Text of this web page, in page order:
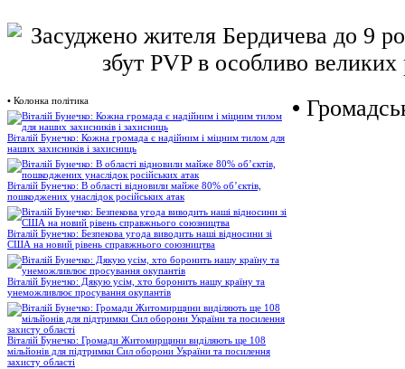
• Колонка політика
Віталій Бунечко: Кожна громада є надійним і міцним тилом для
наших захисників і захисниць
Віталій Бунечко: В області відновили майже 80% об’єктів,
пошкоджених унаслідок російських атак
Віталій Бунечко: Безпекова угода виводить наші відносини зі
США на новий рівень справжнього союзництва
Віталій Бунечко: Дякую усім, хто боронить нашу країну та
унеможливлює просування окупантів
Віталій Бунечко: Громади Житомирщини виділяють ще 108
мільйонів для підтримки Сил оборони України та посилення
захисту області
•